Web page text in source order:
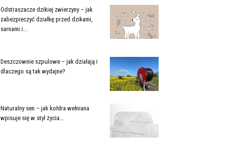
Odstraszacze dzikiej zwierzyny – jak
zabezpieczyć działkę przed dzikami,
sarnami i...
Deszczownie szpulowe – jak działają i
dlaczego są tak wydajne?
Naturalny sen – jak kołdra wełniana
wpisuje się w styl życia...